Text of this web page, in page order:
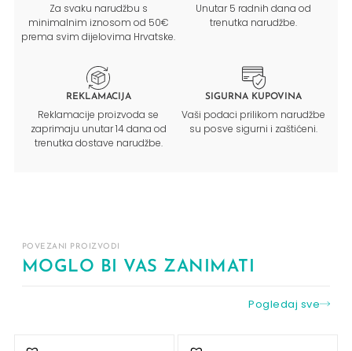
Za svaku narudžbu s
minimalnim iznosom od 50€
prema svim dijelovima Hrvatske.
Unutar 5 radnih dana od
trenutka narudžbe.
REKLAMACIJA
Reklamacije proizvoda se
zaprimaju unutar 14 dana od
trenutka dostave narudžbe.
SIGURNA KUPOVINA
Vaši podaci prilikom narudžbe
su posve sigurni i zaštićeni.
POVEZANI PROIZVODI
MOGLO BI VAS ZANIMATI
Pogledaj sve